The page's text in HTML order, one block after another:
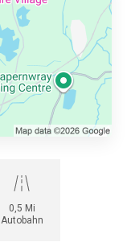
0,5 Mi
Autobahn